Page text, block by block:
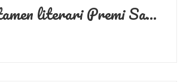
III Certamen literari Premi Sant Jordi del Petit Príncep